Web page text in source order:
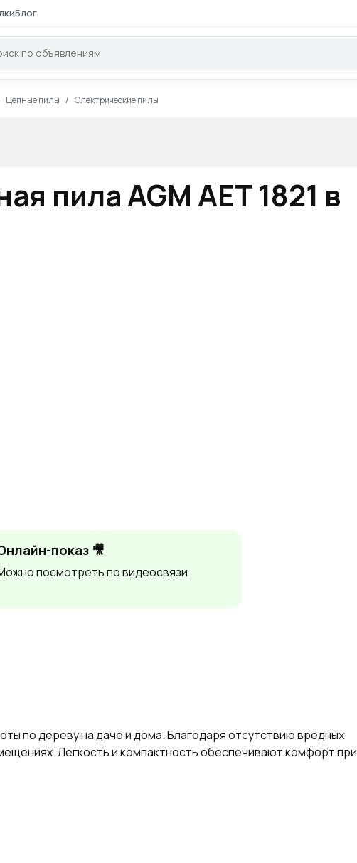
Блог
Цепные пилы Электрические пилы
пила AGM AET 1821 в
показ 🎥
посмотреть по видеосвязи
по дереву на даче и дома. Благодаря отсутствию вредных
Легкость и компактность обеспечивают комфорт при